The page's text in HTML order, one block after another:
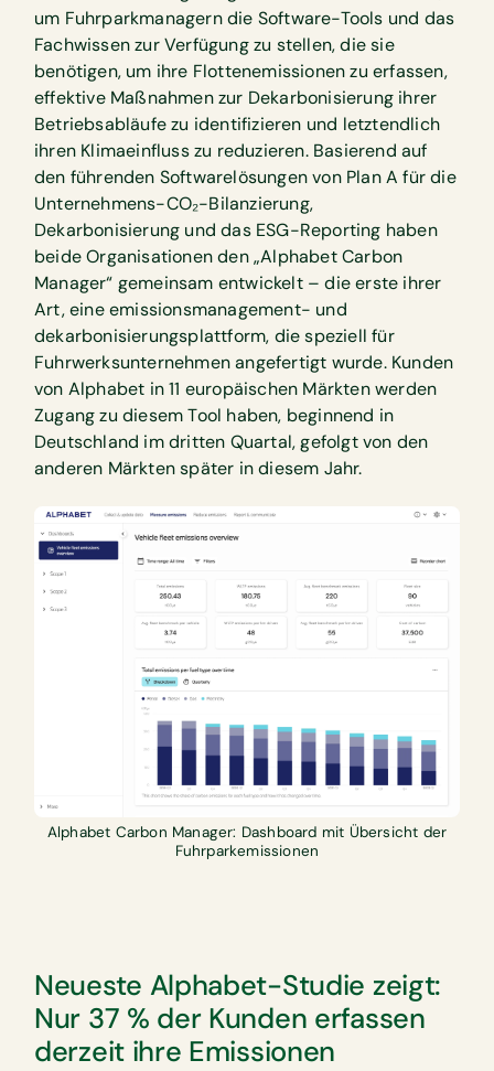
um Fuhrparkmanagern die Software-Tools und das
Fachwissen zur Verfügung zu stellen, die sie
benötigen, um ihre Flottenemissionen zu erfassen,
effektive Maßnahmen zur Dekarbonisierung ihrer
Betriebsabläufe zu identifizieren und letztendlich
ihren Klimaeinfluss zu reduzieren. Basierend auf
den führenden Softwarelösungen von Plan A für die
Unternehmens-CO₂-Bilanzierung,
Dekarbonisierung und das ESG-Reporting haben
beide Organisationen den „Alphabet Carbon
Manager“ gemeinsam entwickelt – die erste ihrer
Art, eine emissionsmanagement- und
dekarbonisierungsplattform, die speziell für
Fuhrwerksunternehmen angefertigt wurde. Kunden
von Alphabet in 11 europäischen Märkten werden
Zugang zu diesem Tool haben, beginnend in
Deutschland im dritten Quartal, gefolgt von den
anderen Märkten später in diesem Jahr.
Alphabet Carbon Manager: Dashboard mit Übersicht der
Fuhrparkemissionen
Neueste Alphabet-Studie zeigt:
Nur 37 % der Kunden erfassen
derzeit ihre Emissionen